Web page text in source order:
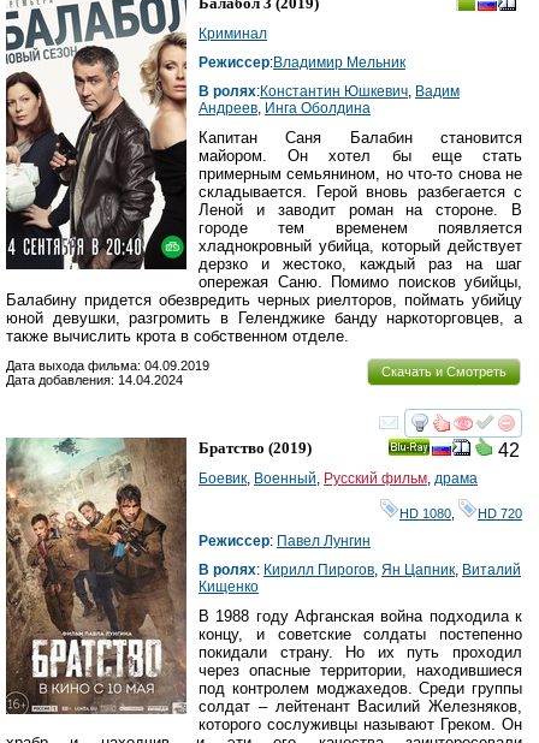
Криминал
Режиссер:Владимир Мельник
В ролях:Константин Юшкевич, Вадим
Андреев, Инга Оболдина
Капитан Саня Балабин становится
майором. Он хотел бы еще стать
примерным семьянином, но что-то снова не
складывается. Герой вновь разбегается с
Леной и заводит роман на стороне. В
городе тем временем появляется
хладнокровный убийца, который действует
дерзко и жестоко, каждый раз на шаг
опережая Саню. Помимо поисков убийцы,
Балабину придется обезвредить черных риелторов, поймать убийцу
юной девушки, разгромить в Геленджике банду наркоторговцев, а
также вычислить крота в собственном отделе.
Скачать и Смотреть
Дата выхода фильма: 04.09.2019
Дата добавления: 14.04.2024
смотреть
42
Братство (2019)
Боевик Военный Русский фильм драма
HD 1080 HD 720
Режиссер: Павел Лунгин
В ролях: Кирилл Пирогов Ян Цапник Виталий
Кищенко
В 1988 году Афганская война подходила к
концу, и советские солдаты постепенно
покидали страну. Но их путь проходил
через опасные территории, находившиеся
под контролем моджахедов. Среди группы
солдат – лейтенант Василий Железняков,
которого сослуживцы называют Греком. Он